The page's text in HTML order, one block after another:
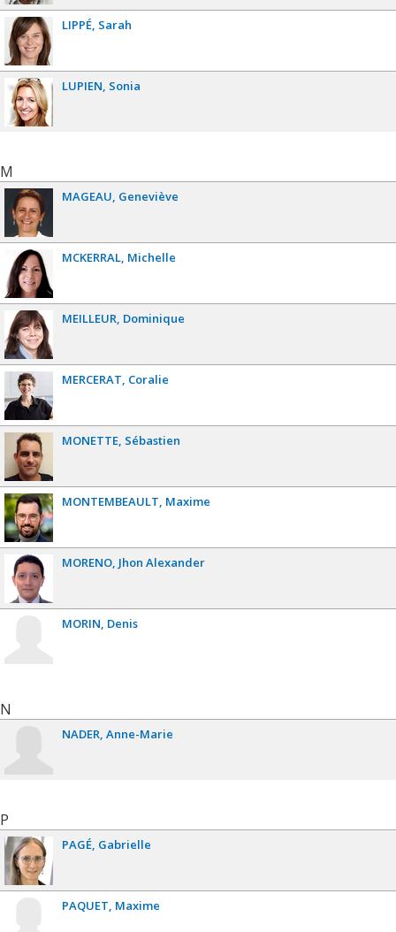
LIPPÉ Sarah
LUPIEN Sonia
M
MAGEAU Geneviève
MCKERRAL Michelle
MEILLEUR Dominique
MERCERAT Coralie
MONETTE Sébastien
MONTEMBEAULT Maxime
MORENO Jhon Alexander
MORIN Denis
N
NADER Anne-Marie
P
PAGÉ Gabrielle
PAQUET Maxime